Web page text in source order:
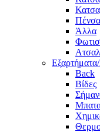
Άλλα
Back
Βίδες